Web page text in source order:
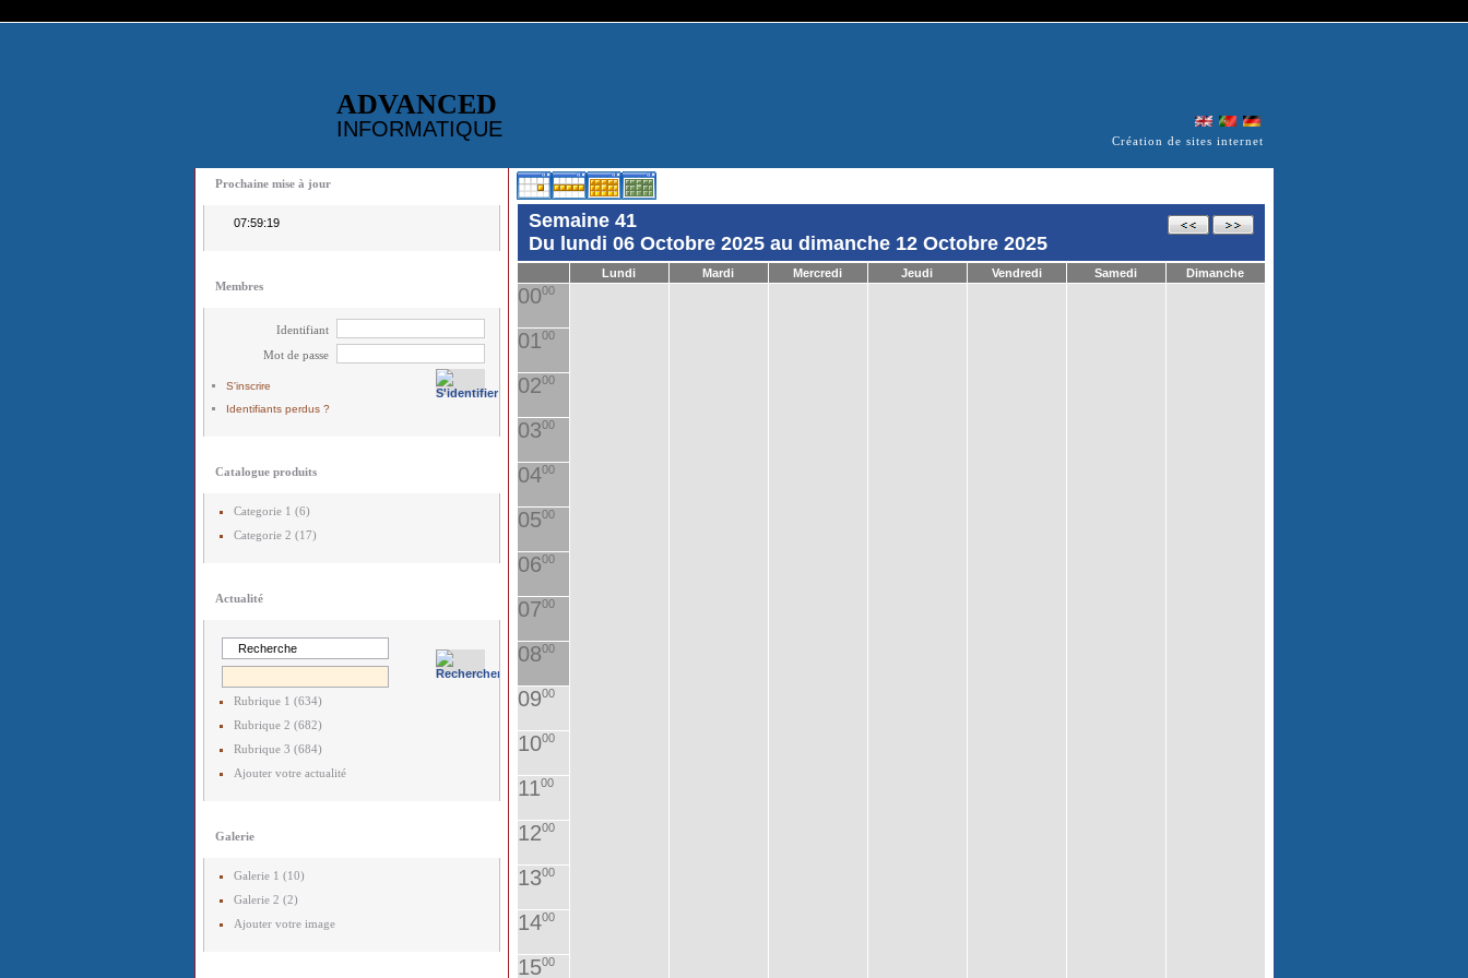
ADVANCED
INFORMATIQUE Création de sites internet
Prochaine mise à jour
07:59:19
Membres
Identifiant
Mot de passe
S'inscrire
Identifiants perdus ?
Catalogue produits
Categorie 1 (6)
Categorie 2 (17)
Actualité
Rubrique 1 (634)
Rubrique 2 (682)
Rubrique 3 (684)
Ajouter votre actualité
Galerie
Galerie 1 (10)
Galerie 2 (2)
Ajouter votre image
Semaine 41
Du lundi 06 Octobre 2025 au dimanche 12 Octobre 2025
Lundi Mardi Mercredi Jeudi Vendredi Samedi Dimanche
0000
0100
0200
0300
0400
0500
0600
0700
0800
0900
1000
1100
1200
1300
1400
1500